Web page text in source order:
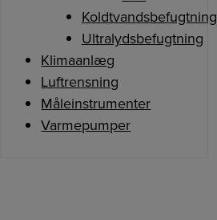
Koldtvandsbefugtning
Ultralydsbefugtning
Klimaanlæg
Luftrensning
Måleinstrumenter
Varmepumper